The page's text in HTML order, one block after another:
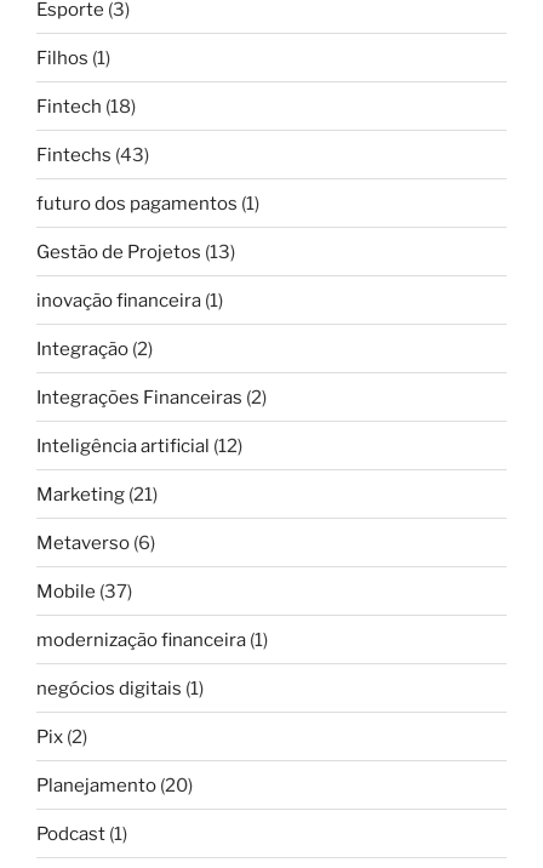
Esporte (3)
Filhos (1)
Fintech (18)
Fintechs (43)
futuro dos pagamentos (1)
Gestão de Projetos (13)
inovação financeira (1)
Integração (2)
Integrações Financeiras (2)
Inteligência artificial (12)
Marketing (21)
Metaverso (6)
Mobile (37)
modernização financeira (1)
negócios digitais (1)
Pix (2)
Planejamento (20)
Podcast (1)